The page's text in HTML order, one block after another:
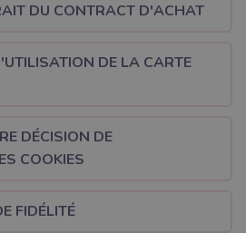
DU CONTRACT D'ACHAT
DE LA CARTE
DÉCISION DE
COOKIES
FIDÉLITÉ